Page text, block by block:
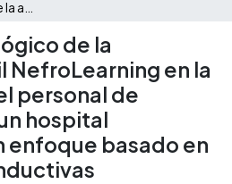
de la
NefroLearning en la
personal de
hospital
enfoque basado en